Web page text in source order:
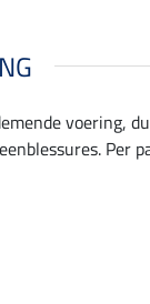
voering,
Per